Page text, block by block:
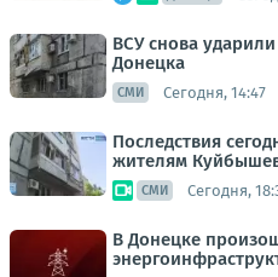
ВСУ снова
Донецка
СМИ Сегодня, 14:47
Последствия
жителям
СМИ Сегодня,
В Донецке